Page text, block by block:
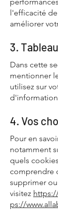
l'efficacité
améliorer
3.
Dans cette
mentionner
utilisez sur
4. Vos
Pour en
notamment
quels
comprendre
supprimer
visitez
ps://